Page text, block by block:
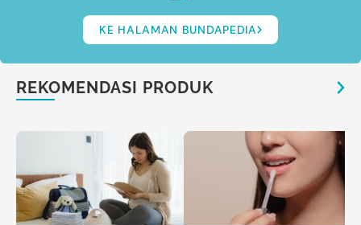
KE HALAMAN BUNDAPEDIA
REKOMENDASI PRODUK